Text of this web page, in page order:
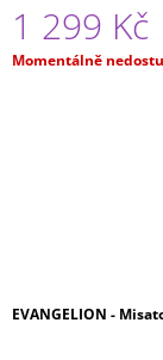
1 299 Kč
Měrná
Momentálně
EVANGELION -
Č
FUSHIGURO
MAXIMATIC